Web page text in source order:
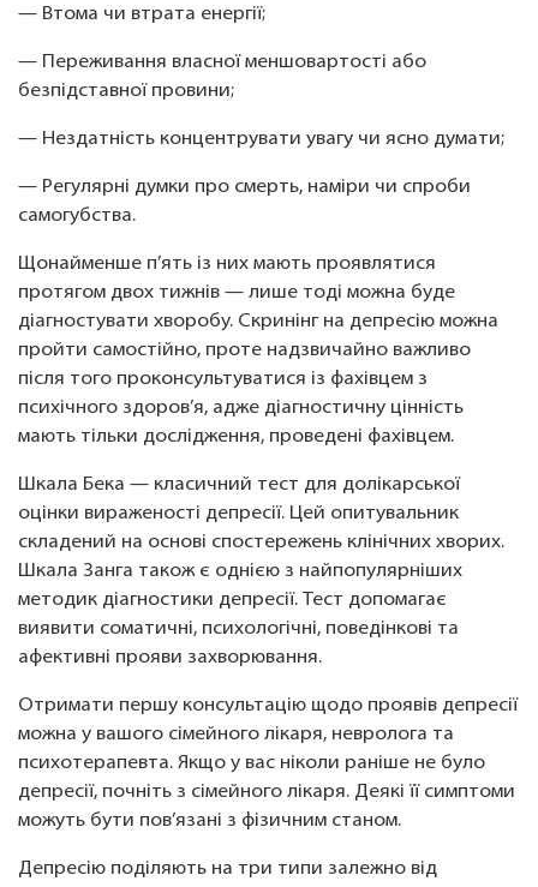
— Втома чи втрата енергії;
— Переживання власної меншовартості або
безпідставної провини;
— Нездатність концентрувати увагу чи ясно думати;
— Регулярні думки про смерть, наміри чи спроби
самогубства.
Щонайменше п’ять із них мають проявлятися
протягом двох тижнів — лише тоді можна буде
діагностувати хворобу. Скринінг на депресію можна
пройти самостійно, проте надзвичайно важливо
після того проконсультуватися із фахівцем з
психічного здоров’я, адже діагностичну цінність
мають тільки дослідження, проведені фахівцем.
Шкала Бека — класичний тест для долікарської
оцінки вираженості депресії. Цей опитувальник
складений на основі спостережень клінічних хворих.
Шкала Занга також є однією з найпопулярніших
методик діагностики депресії. Тест допомагає
виявити соматичні, психологічні, поведінкові та
афективні прояви захворювання.
Отримати першу консультацію щодо проявів депресії
можна у вашого сімейного лікаря, невролога та
психотерапевта. Якщо у вас ніколи раніше не було
депресії, почніть з сімейного лікаря. Деякі її симптоми
можуть бути пов’язані з фізичним станом.
Депресію поділяють на три типи залежно від